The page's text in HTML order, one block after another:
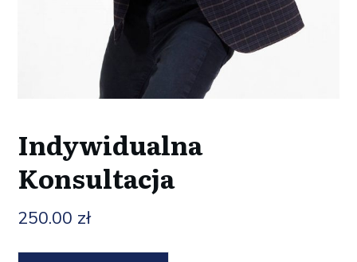
Indywidualna
Konsultacja
250.00 zł